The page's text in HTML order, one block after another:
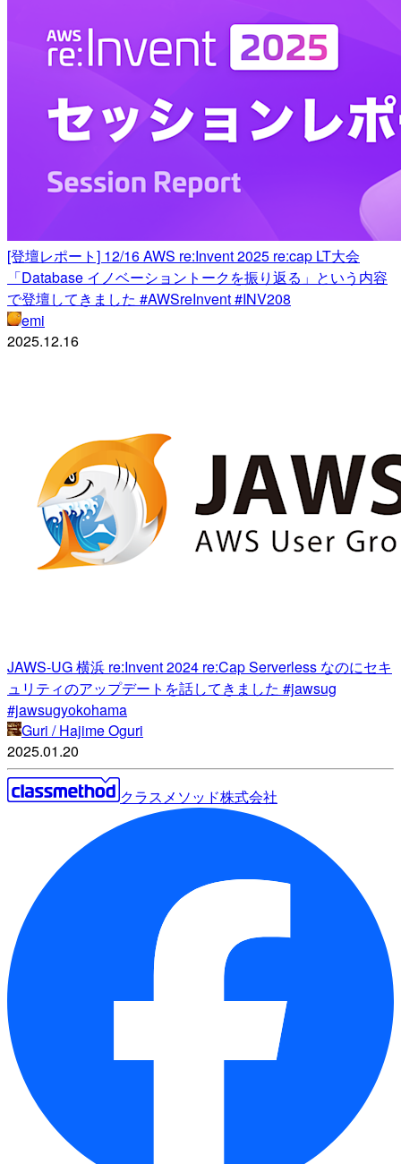
[登壇レポート] 12/16 AWS re:Invent 2025 re:cap LT大会
「Database イノベーショントークを振り返る」という内容
で登壇してきました #AWSreInvent #INV208
emi
2025.12.16
JAWS-UG 横浜 re:Invent 2024 re:Cap Serverless なのにセキ
ュリティのアップデートを話してきました #jawsug
#jawsugyokohama
Guri / Hajime Oguri
2025.01.20
クラスメソッド株式会社